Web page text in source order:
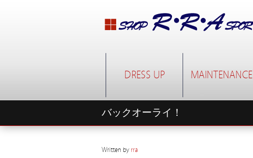
DRESS UP MAINTENANCE
バックオーライ！
Written by rra